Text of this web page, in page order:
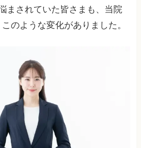
まされていた皆さまも、当院
のような変化がありました。